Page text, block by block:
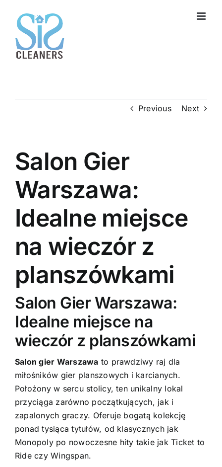
content
Previous Next
Salon Gier
Warszawa:
Idealne miejsce
na wieczór z
planszówkami
Salon Gier Warszawa:
Idealne miejsce na
wieczór z planszówkami
Salon gier Warszawa to prawdziwy raj dla
miłośników gier planszowych i karcianych.
Położony w sercu stolicy, ten unikalny lokal
przyciąga zarówno początkujących, jak i
zapalonych graczy. Oferuje bogatą kolekcję
ponad tysiąca tytułów, od klasycznych jak
Monopoly po nowoczesne hity takie jak Ticket to
Ride czy Wingspan.